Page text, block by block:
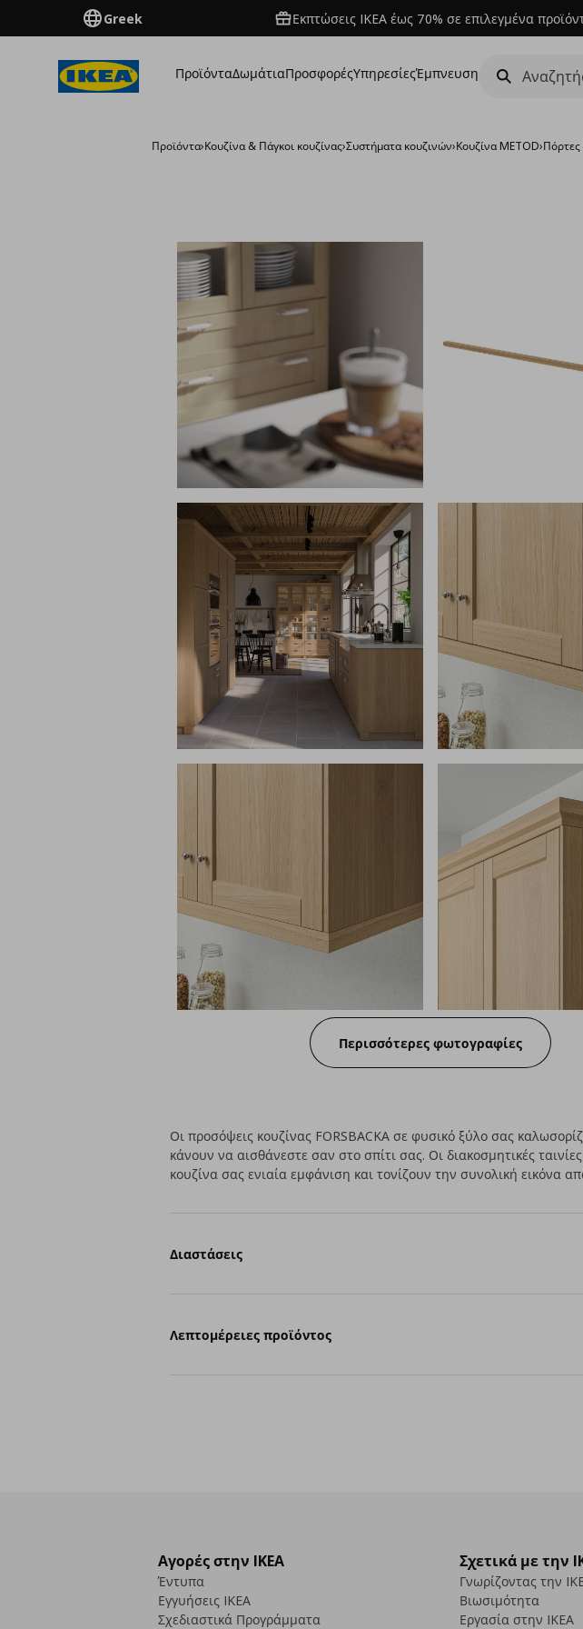
Greek Εκπτώσεις IKEA έως 70% σε επιλεγμένα
ΠροϊόνταΔωμάτιαΠροσφορέςΥπηρεσίεςΈμπνευση
Προϊόντα›Κουζίνα & Πάγκοι κουζίνας›Συστήματα κουζινών›Κουζίνα METOD›
Περισσότερες φωτογραφίες
Οι προσόψεις κουζίνας FORSBACKA σε φυσικό ξύλο σας
κάνουν να αισθάνεστε σαν στο σπίτι σας. Οι διακοσμητικές
κουζίνα σας ενιαία εμφάνιση και τονίζουν την συνολική εικόνα
Διαστάσεις
Λεπτομέρειες προϊόντος
Αγορές στην IKEA
Έντυπα
Εγγυήσεις IKEA
Σχεδιαστικά Προγράμματα
Σχετικά με την
Γνωρίζοντας την
Βιωσιμότητα
Εργασία στην IKEA